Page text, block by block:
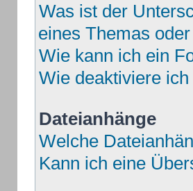
Was ist der
eines Themas
Wie kann ich ein
Wie deaktiviere
Dateianhänge
Welche
Kann ich eine